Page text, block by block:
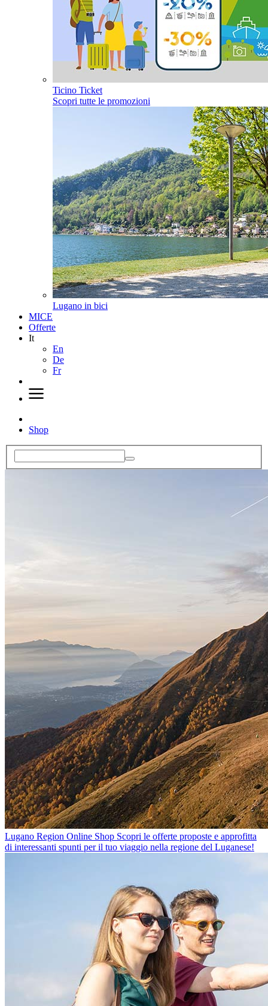
Ticino Ticket
Scopri tutte le promozioni
Lugano in bici
MICE
Offerte
It
En
De
Fr
Shop
Lugano Region Online Shop Scopri le offerte proposte e approfitta
di interessanti spunti per il tuo viaggio nella regione del Luganese!